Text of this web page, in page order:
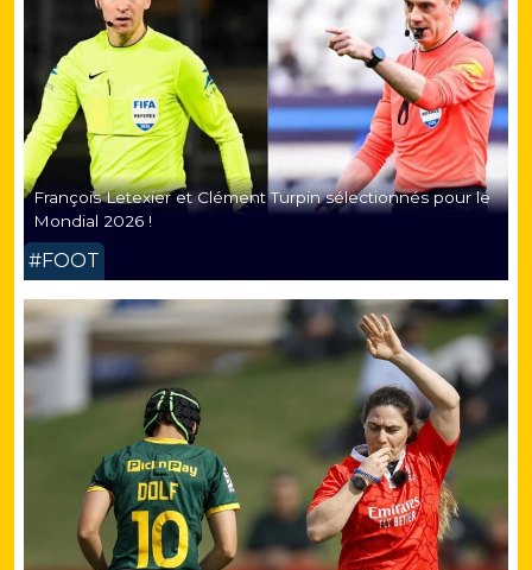
François Letexier et Clément Turpin sélectionnés pour le
Mondial 2026 !
#FOOT